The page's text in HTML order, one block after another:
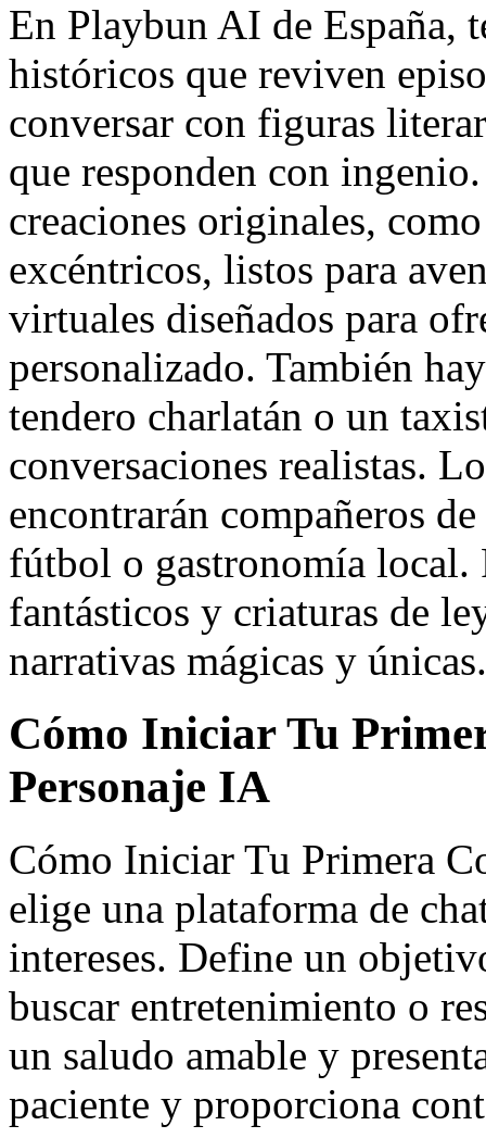
En Playbun AI de España,
históricos que reviven
conversar con figuras
que responden con
creaciones originales,
excéntricos, listos para
virtuales diseñados para
personalizado. También
tendero charlatán o un
conversaciones realistas.
encontrarán compañeros
fútbol o gastronomía local.
fantásticos y criaturas de
narrativas mágicas y únicas.
Cómo Iniciar Tu
Personaje IA
Cómo Iniciar Tu Primera
elige una plataforma de
intereses. Define un
buscar entretenimiento o
un saludo amable y
paciente y proporciona